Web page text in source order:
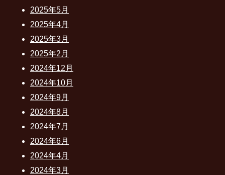
2025年5月
2025年4月
2025年3月
2025年2月
2024年12月
2024年10月
2024年9月
2024年8月
2024年7月
2024年6月
2024年4月
2024年3月